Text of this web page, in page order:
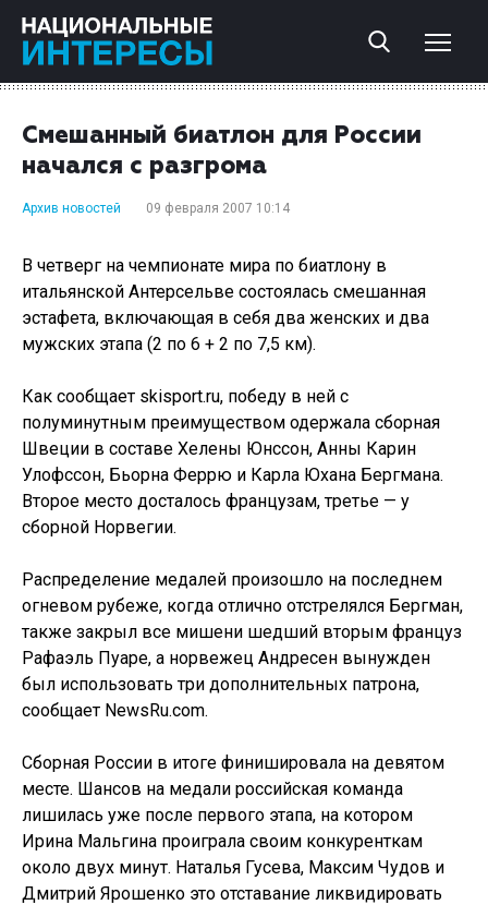
Смешанный биатлон для России
начался с разгрома
Архив новостей 09 февраля 2007 10:14
В четверг на чемпионате мира по биатлону в
итальянской Антерсельве состоялась смешанная
эстафета, включающая в себя два женских и два
мужских этапа (2 по 6 + 2 по 7,5 км).
Как сообщает skisport.ru, победу в ней с
полуминутным преимуществом одержала сборная
Швеции в составе Хелены Юнссон, Анны Карин
Улофссон, Бьорна Феррю и Карла Юхана Бергмана.
Второе место досталось французам, третье — у
сборной Норвегии.
Распределение медалей произошло на последнем
огневом рубеже, когда отлично отстрелялся Бергман,
также закрыл все мишени шедший вторым француз
Рафаэль Пуаре, а норвежец Андресен вынужден
был использовать три дополнительных патрона,
сообщает NewsRu.com.
Сборная России в итоге финишировала на девятом
месте. Шансов на медали российская команда
лишилась уже после первого этапа, на котором
Ирина Мальгина проиграла своим конкуренткам
около двух минут. Наталья Гусева, Максим Чудов и
Дмитрий Ярошенко это отставание ликвидировать